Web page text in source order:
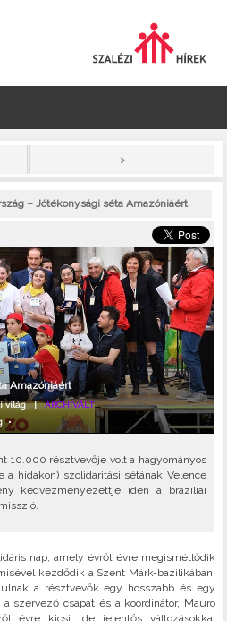
>
– Jótékonysági séta Amazóniáért
Amazóniáért
világ|ARCHIVÁLT
•
10.000 résztvevője volt a hagyományos
a hidakon) szolidaritási sétának Velence
kedvezményezettje idén a brazíliai
nap, amely évről évre megismétlődik
kezdődik a Szent Márk-bazilikában,
a résztvevők egy hosszabb és egy
szervező csapat és a koordinátor, Mauro